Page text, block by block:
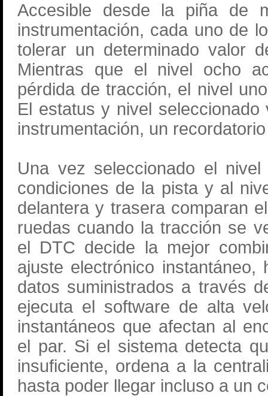
Accesible desde la piña de
instrumentación, cada uno de
tolerar un determinado valor
Mientras que el nivel ocho
pérdida de tracción, el nivel
El estatus y nivel
instrumentación, un
Una vez seleccionado el
condiciones de la pista y al
delantera y trasera comparan
ruedas cuando la tracción se
el DTC decide la mejor
ajuste electrónico
datos suministrados a través
ejecuta el software de alta
instantáneos que afectan al
el par. Si el sistema detecta
insuficiente, ordena a la
hasta poder llegar incluso a un